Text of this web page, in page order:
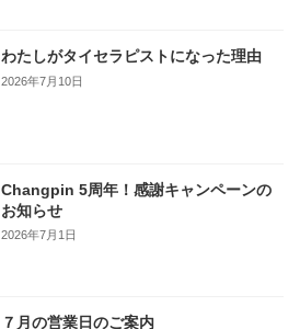
わたしがタイセラピストになった理由
2026年7月10日
Changpin 5周年！感謝キャンペーンの
お知らせ
2026年7月1日
７月の営業日のご案内